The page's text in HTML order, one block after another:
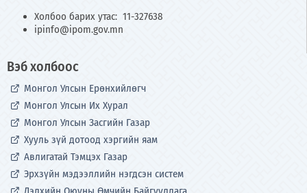
Холбоо барих утас: 11-327638
ipinfo@ipom.gov.mn
Вэб холбоос
Монгол Улсын Ерөнхийлөгч
Монгол Улсын Их Хурал
Монгол Улсын Засгийн Газар
Хууль зүй дотоод хэргийн яам
Авлигатай Тэмцэх Газар
Эрхзүйн мэдээллийн нэгдсэн систем